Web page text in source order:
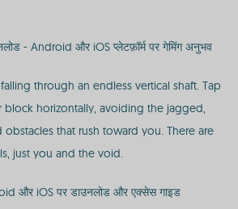
- Android और iOS प्लेटफ़ॉर्म पर गेमिंग अनुभव
through an endless vertical shaft. Tap
block horizontally, avoiding the jagged,
that rush toward you. There are
just you and the void.
और iOS पर डाउनलोड और एक्सेस गाइड